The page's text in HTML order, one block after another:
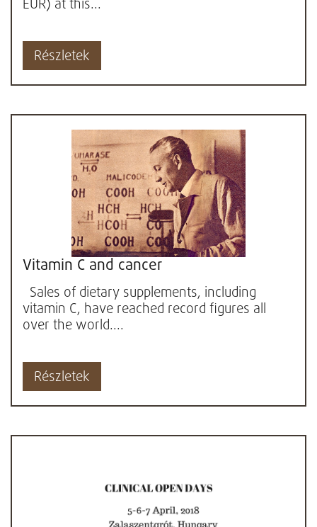
EUR) at this...
Részletek
Vitamin C and cancer
Sales of dietary supplements, including
vitamin C, have reached record figures all
over the world....
Részletek